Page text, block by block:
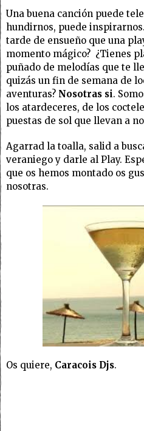
Una buena canción puede
hundirnos, puede
tarde de ensueño que una
momento mágico? ¿Tienes
puñado de melodías que te
quizás un fin de semana de
aventuras? Nosotras si.
los atardeceres, de los
puestas de sol que llevan a
Agarrad la toalla, salid a
veraniego y darle al Play.
que os hemos montado os
nosotras.
Os quiere, Caracois Djs.